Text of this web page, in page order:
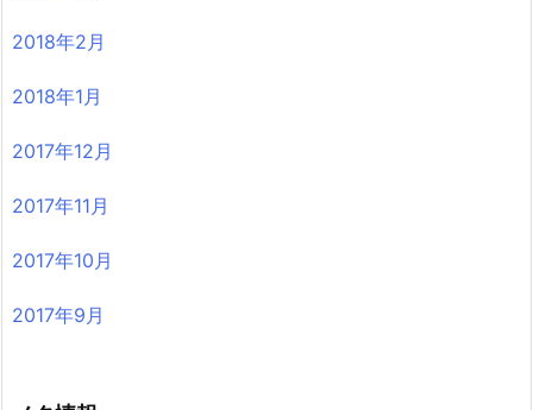
2018年2月
2018年1月
2017年12月
2017年11月
2017年10月
2017年9月